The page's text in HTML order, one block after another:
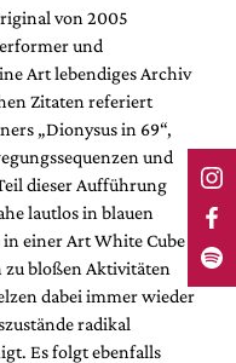
von 2005
und
Art lebendiges Archiv
Zitaten referiert
„Dionysus in 69“,
und
dieser Aufführung
lautlos in blauen
einer Art White Cube
zu bloßen Aktivitäten
dabei immer wieder
radikal
Es folgt ebenfalls